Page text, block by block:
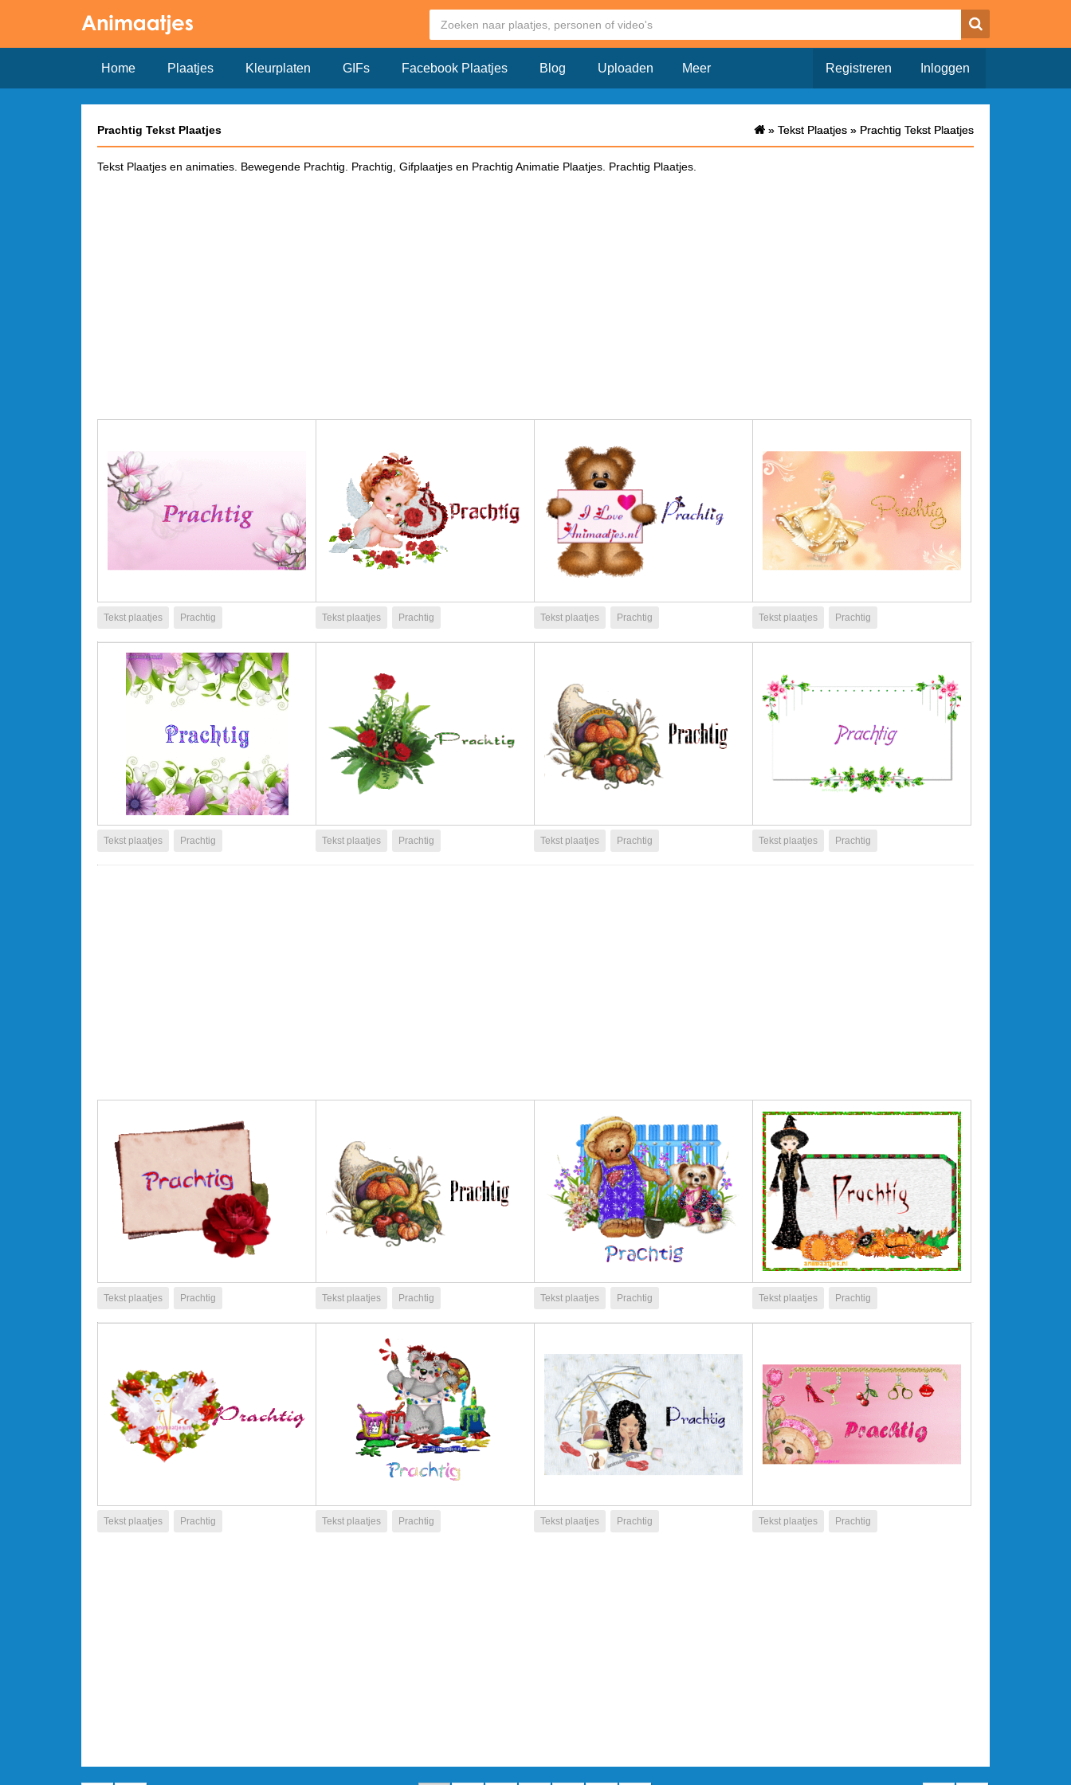
Home Plaatjes Kleurplaten GIFs Facebook Plaatjes Blog Uploaden Meer Registreren Inloggen
Prachtig Tekst Plaatjes » Tekst Plaatjes » Prachtig Tekst Plaatjes
» Tekst Plaatjes » Prachtig Tekst Plaatjes
Tekst Plaatjes en animaties. Bewegende Prachtig. Prachtig, Gifplaatjes en Prachtig Animatie Plaatjes. Prachtig Plaatjes.
Tekst plaatjes Prachtig Tekst plaatjes Prachtig Tekst plaatjes Prachtig Tekst plaatjes Prachtig
Tekst plaatjes Prachtig Tekst plaatjes Prachtig Tekst plaatjes Prachtig Tekst plaatjes Prachtig
Tekst plaatjes Prachtig Tekst plaatjes Prachtig Tekst plaatjes Prachtig Tekst plaatjes Prachtig
Tekst plaatjes Prachtig Tekst plaatjes Prachtig Tekst plaatjes Prachtig Tekst plaatjes Prachtig